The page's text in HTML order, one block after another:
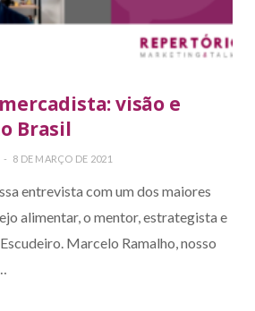
visão e
Brasil
8 DE MARÇO DE 2021
entrevista com um dos maiores
alimentar, o mentor, estrategista e
Marcelo Ramalho, nosso